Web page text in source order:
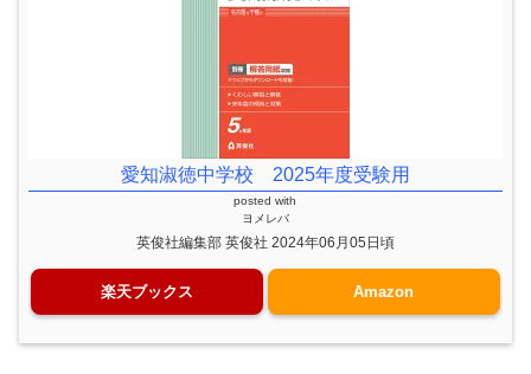
愛知淑徳中学校 2025年度受験用
posted with
ヨメレバ
英俊社編集部 英俊社 2024年06月05日頃
楽天ブックス Amazon